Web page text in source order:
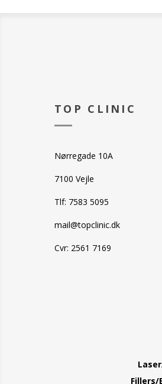
TOP CLINIC
Nørregade 10A
7100 Vejle
Tlf: 7583 5095
mail@topclinic.dk
Cvr: 2561 7169